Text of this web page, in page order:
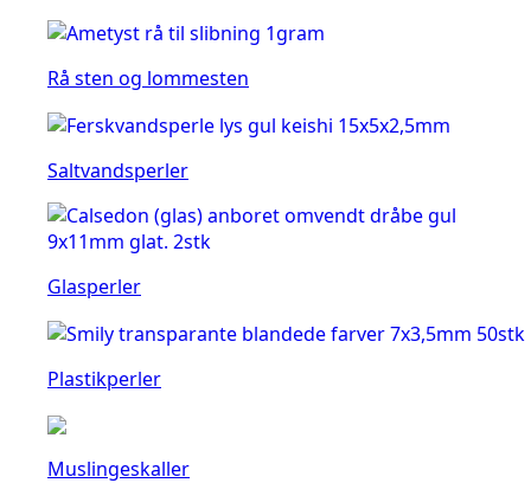
Rå sten og lommesten
Saltvandsperler
Glasperler
Plastikperler
Muslingeskaller